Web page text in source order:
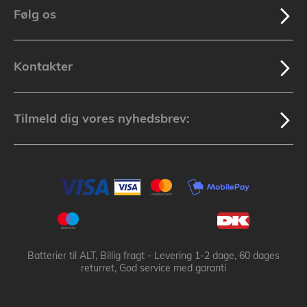
Følg os
Kontakter
Tilmeld dig vores nyhedsbrev:
Batterier til ALT, Billig fragt - Levering 1-2 dage, 60 dages
returret, God service med garanti